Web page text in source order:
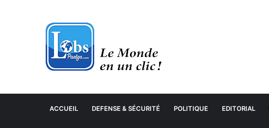
ACCUEIL DEFENSE & SÉCURITÉ POLITIQUE EDITORIAL